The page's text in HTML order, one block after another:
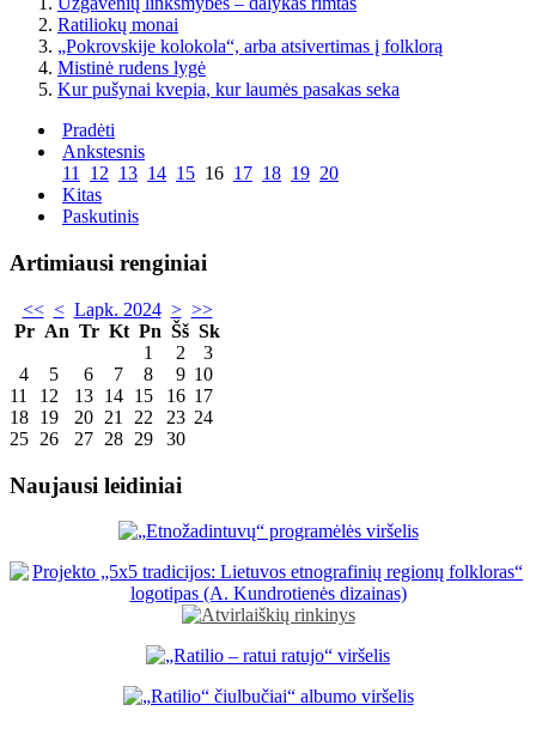
Ratiliokų monai
„Pokrovskije kolokola“, arba atsivertimas į folklorą
Mistinė rudens lygė
Kur pušynai kvepia, kur laumės pasakas seka
Pradėti
Ankstesnis
11 12 13 14 15 16 17 18 19 20
Kitas
Paskutinis
Artimiausi renginiai
<< < Lapk. 2024 > >>
Pr An Tr Kt Pn Šš Sk
1
2
3
4
5 6 7 8 9 10
11
12 13 14 15 16 17
18 19 20 21 22 23 24
25 26 27 28 29 30
Naujausi leidiniai